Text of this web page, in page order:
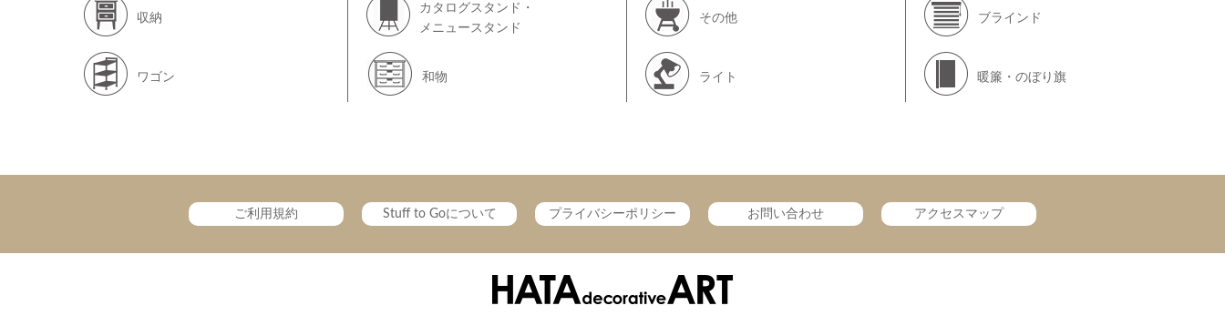
収納
ワゴン
カタログスタンド・
メニュースタンド
和物
その他
ライト
ブラインド
暖簾・のぼり旗
ご利用規約 Stuff to Goについて プライバシーポリシー お問い合わせ アクセスマップ